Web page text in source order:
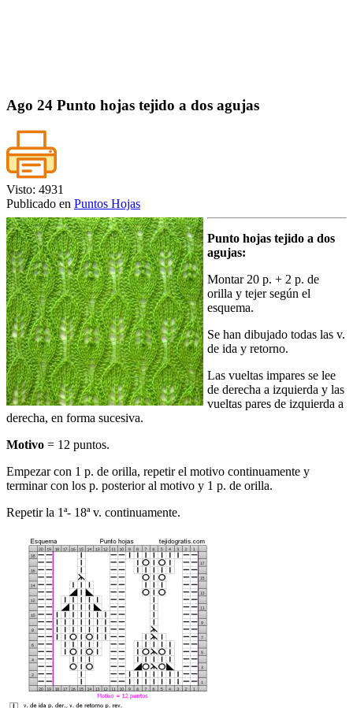
Ago 24 Punto hojas tejido a dos agujas
Visto: 4931
Publicado en Puntos Hojas
Punto hojas tejido a dos
agujas:
Montar 20 p. + 2 p. de
orilla y tejer según el
esquema.
Se han dibujado todas las v.
de ida y retorno.
Las vueltas impares se lee
de derecha a izquierda y las
vueltas pares de izquierda a
derecha, en forma sucesiva.
Motivo = 12 puntos.
Empezar con 1 p. de orilla, repetir el motivo continuamente y
terminar con los p. posterior al motivo y 1 p. de orilla.
Repetir la 1ª- 18ª v. continuamente.